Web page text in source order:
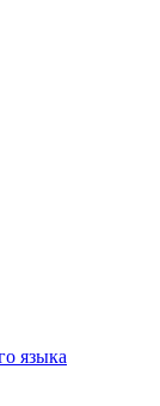
языка